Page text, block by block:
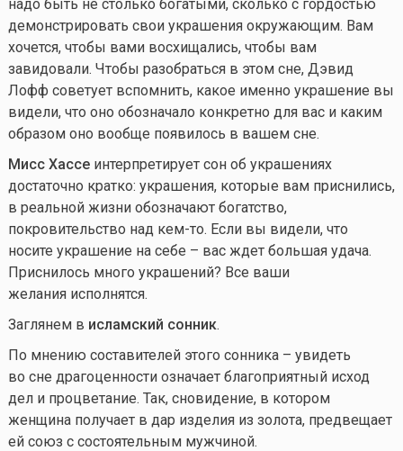
надо быть не столько богатыми, сколько с гордостью
демонстрировать свои украшения окружающим. Вам
хочется, чтобы вами восхищались, чтобы вам
завидовали. Чтобы разобраться в этом сне, Дэвид
Лофф советует вспомнить, какое именно украшение вы
видели, что оно обозначало конкретно для вас и каким
образом оно вообще появилось в вашем сне.
Мисс Хассеинтерпретирует сон об украшениях
достаточно кратко: украшения, которые вам приснились,
в реальной жизни обозначают богатство,
покровительство над кем-то. Если вы видели, что
носите украшение на себе – вас ждет большая удача.
Приснилось много украшений? Все ваши
желания исполнятся.
Заглянем в исламский сонник.
По мнению составителей этого сонника – увидеть
во сне драгоценности означает благоприятный исход
дел и процветание. Так, сновидение, в котором
женщина получает в дар изделия из золота, предвещает
ей союз с состоятельным мужчиной.